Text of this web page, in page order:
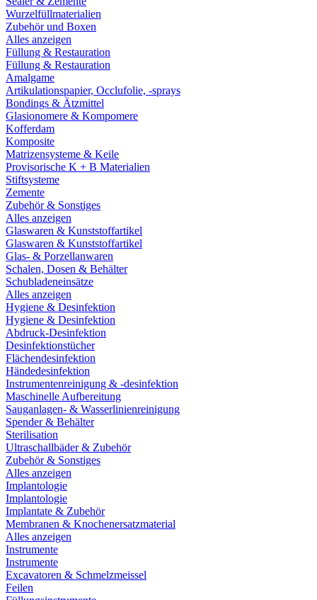
Wurzelfüllmaterialien
Zubehör und Boxen
Alles anzeigen
Füllung & Restauration
Füllung & Restauration
Amalgame
Artikulationspapier, Occlufolie, -sprays
Bondings & Ätzmittel
Glasionomere & Kompomere
Kofferdam
Komposite
Matrizensysteme & Keile
Provisorische K + B Materialien
Stiftsysteme
Zemente
Zubehör & Sonstiges
Alles anzeigen
Glaswaren & Kunststoffartikel
Glaswaren & Kunststoffartikel
Glas- & Porzellanwaren
Schalen, Dosen & Behälter
Schubladeneinsätze
Alles anzeigen
Hygiene & Desinfektion
Hygiene & Desinfektion
Abdruck-Desinfektion
Desinfektionstücher
Flächendesinfektion
Händedesinfektion
Instrumentenreinigung & -desinfektion
Maschinelle Aufbereitung
Sauganlagen- & Wasserlinienreinigung
Spender & Behälter
Sterilisation
Ultraschallbäder & Zubehör
Zubehör & Sonstiges
Alles anzeigen
Implantologie
Implantologie
Implantate & Zubehör
Membranen & Knochenersatzmaterial
Alles anzeigen
Instrumente
Instrumente
Excavatoren & Schmelzmeissel
Feilen